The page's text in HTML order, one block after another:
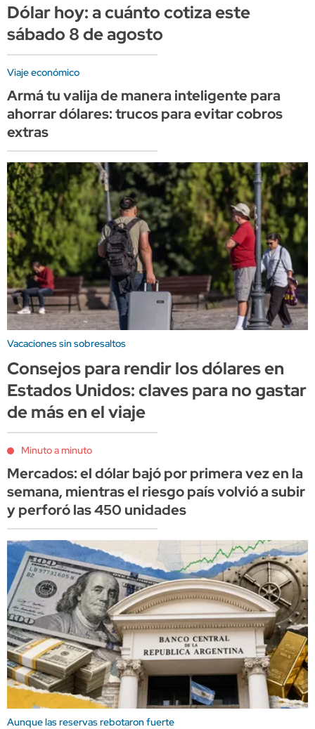
Dólar hoy: a cuánto cotiza este
sábado 8 de agosto
Viaje económico
Armá tu valija de manera inteligente para
ahorrar dólares: trucos para evitar cobros
extras
Vacaciones sin sobresaltos
Consejos para rendir los dólares en
Estados Unidos: claves para no gastar
de más en el viaje
Minuto a minuto
Mercados: el dólar bajó por primera vez en la
semana, mientras el riesgo país volvió a subir
y perforó las 450 unidades
Aunque las reservas rebotaron fuerte